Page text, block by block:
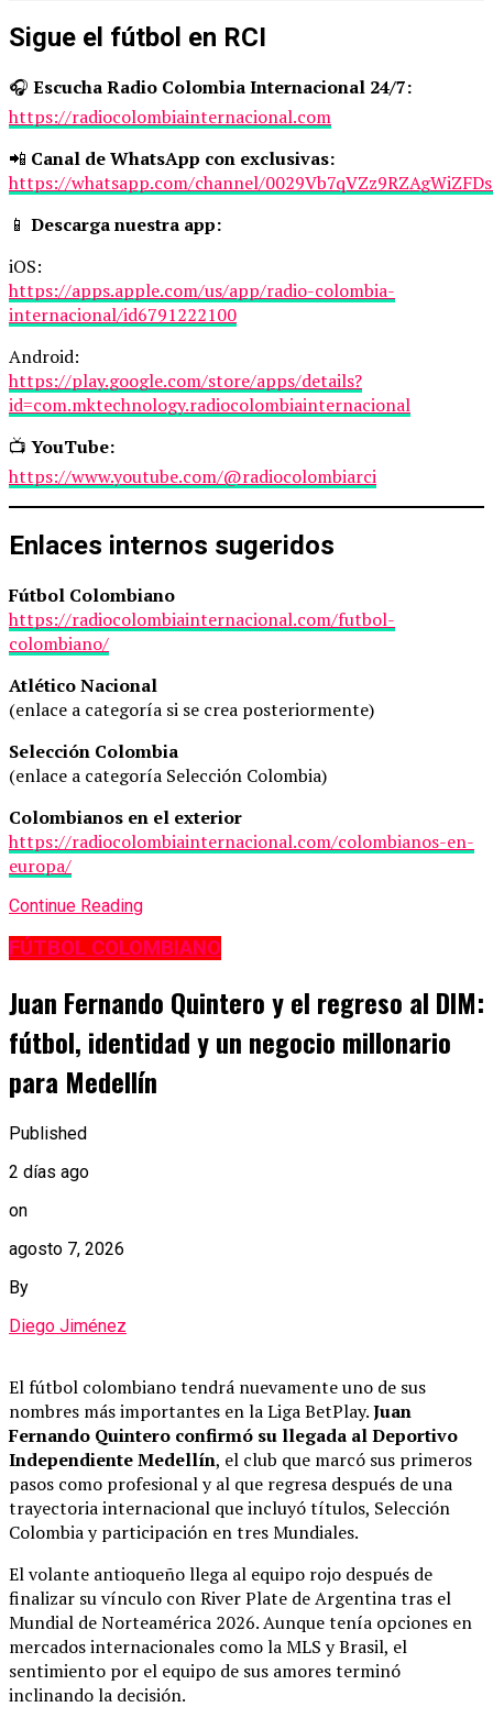
Sigue el fútbol en RCI
🎧 Escucha Radio Colombia Internacional 24/7:
https://radiocolombiainternacional.com
📲 Canal de WhatsApp con exclusivas:
https://whatsapp.com/channel/
📱 Descarga nuestra app:
iOS:
https://apps.apple.com/us/app/radio-colombia-
internacional/id6791222100
Android:
https://play.google.com/store/apps/details?
id=com.mktechnology.radiocolombiainternacional
📺 YouTube:
https://www.youtube.com/@radiocolombiarci
Enlaces internos sugeridos
Fútbol Colombiano
https://radiocolombiainternacional.com/futbol-
colombiano/
Atlético Nacional
(enlace a categoría si se crea posteriormente)
Selección Colombia
(enlace a categoría Selección Colombia)
Colombianos en el exterior
https://radiocolombiainternacional.com/colombianos-en-
europa/
Continue Reading
FÚTBOL COLOMBIANO
Juan Fernando Quintero y el regreso al DIM:
fútbol, identidad y un negocio millonario
para Medellín
Published
2 días ago
on
agosto 7, 2026
By
Diego Jiménez
El fútbol colombiano tendrá nuevamente uno de sus
nombres más importantes en la Liga BetPlay.Juan
Fernando Quintero confirmó su llegada al Deportivo
Independiente Medellín, el club que marcó sus primeros
pasos como profesional y al que regresa después de una
trayectoria internacional que incluyó títulos, Selección
Colombia y participación en tres Mundiales.
El volante antioqueño llega al equipo rojo después de
finalizar su vínculo con River Plate de Argentina tras el
Mundial de Norteamérica 2026. Aunque tenía opciones en
mercados internacionales como la MLS y Brasil, el
sentimiento por el equipo de sus amores terminó
inclinando la decisión.